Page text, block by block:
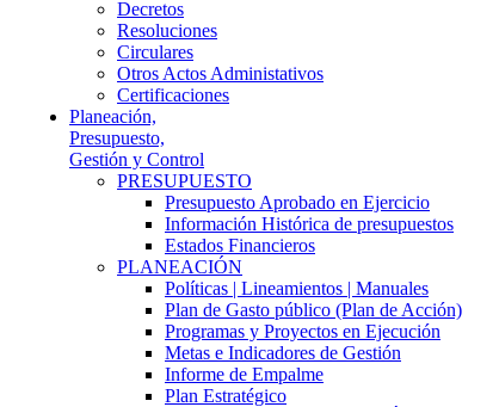
Decretos
Resoluciones
Circulares
Otros Actos Administativos
Certificaciones
Planeación,
Presupuesto,
Gestión y Control
PRESUPUESTO
Presupuesto Aprobado en Ejercicio
Información Histórica de presupuestos
Estados Financieros
PLANEACIÓN
Políticas | Lineamientos | Manuales
Plan de Gasto público (Plan de Acción)
Programas y Proyectos en Ejecución
Metas e Indicadores de Gestión
Informe de Empalme
Plan Estratégico